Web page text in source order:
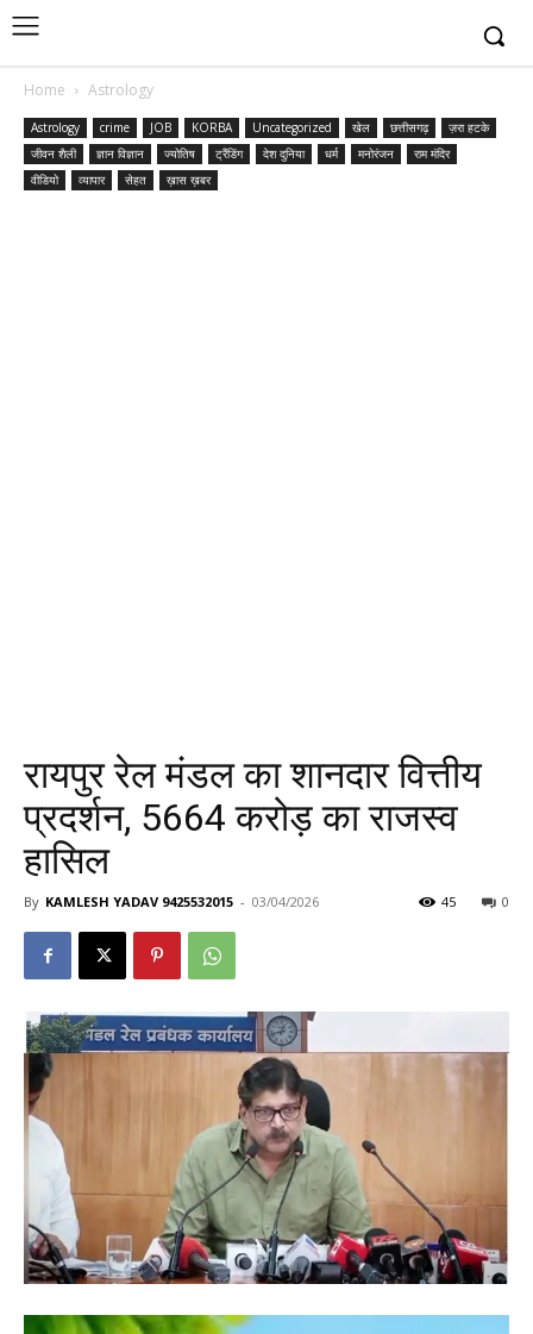
Home Astrology
Astrology crime JOB KORBA Uncategorized खेल छत्तीसगढ़
ज़रा हटके
जीवन शैली
ज्ञान विज्ञान ज्योतिष ट्रैंडिंग देश दुनिया धर्म मनोरंजन
राम मंदिर
वीडियो
व्यापार सेहत ख़ास ख़बर
रायपुर रेल मंडल का शानदार वित्तीय
प्रदर्शन, 5664 करोड़ का राजस्व
हासिल
By KAMLESH YADAV 9425532015 - 03/04/2026 0
45